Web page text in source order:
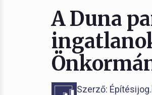
A Duna
Szerző: